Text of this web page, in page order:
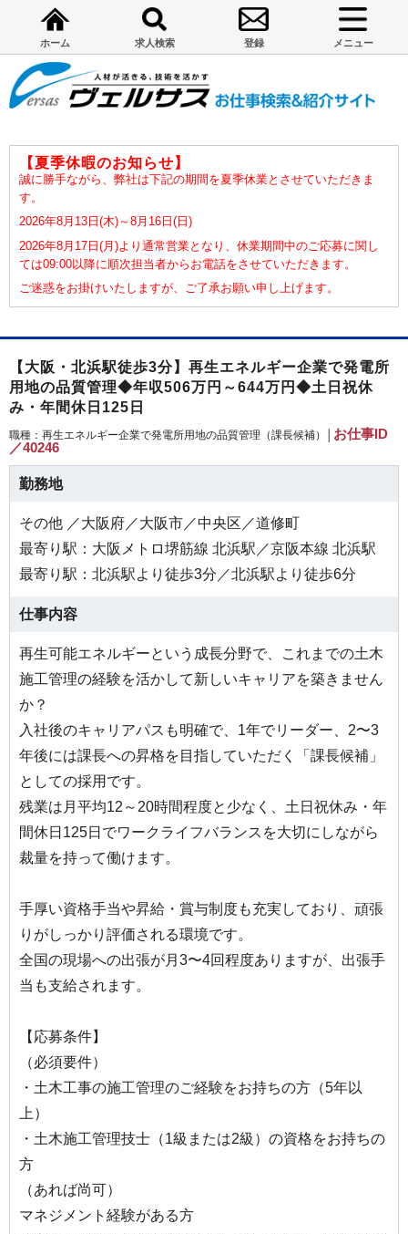
ホーム 求人検索 登録 メニュー
【夏季休暇のお知らせ】
誠に勝手ながら、弊社は下記の期間を夏季休業とさせていただきま
す。
2026年8月13日(木)～8月16日(日)
2026年8月17日(月)より通常営業となり、休業期間中のご応募に関し
ては09:00以降に順次担当者からお電話をさせていただきます。
ご迷惑をお掛けいたしますが、ご了承お願い申し上げます。
【大阪・北浜駅徒歩3分】再生エネルギー企業で発電所
用地の品質管理◆年収506万円～644万円◆土日祝休
み・年間休日125日
職種：再生エネルギー企業で発電所用地の品質管理（課長候補）│ お仕事ID
／40246
勤務地
その他 ／大阪府／大阪市／中央区／道修町
最寄り駅：大阪メトロ堺筋線 北浜駅／京阪本線 北浜駅
最寄り駅：北浜駅より徒歩3分／北浜駅より徒歩6分
仕事内容
再生可能エネルギーという成長分野で、これまでの土木
施工管理の経験を活かして新しいキャリアを築きません
か？
入社後のキャリアパスも明確で、1年でリーダー、2〜3
年後には課長への昇格を目指していただく「課長候補」
としての採用です。
残業は月平均12～20時間程度と少なく、土日祝休み・年
間休日125日でワークライフバランスを大切にしながら
裁量を持って働けます。
手厚い資格手当や昇給・賞与制度も充実しており、頑張
りがしっかり評価される環境です。
全国の現場への出張が月3〜4回程度ありますが、出張手
当も支給されます。
【応募条件】
（必須要件）
・土木工事の施工管理のご経験をお持ちの方（5年以
上）
・土木施工管理技士（1級または2級）の資格をお持ちの
方
（あれば尚可）
マネジメント経験がある方